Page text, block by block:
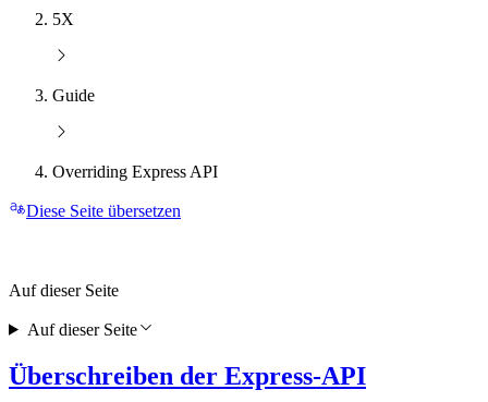
5X
Guide
Overriding Express API
Diese Seite übersetzen
Überschreiben der Express-API
Auf dieser Seite
Auf dieser Seite